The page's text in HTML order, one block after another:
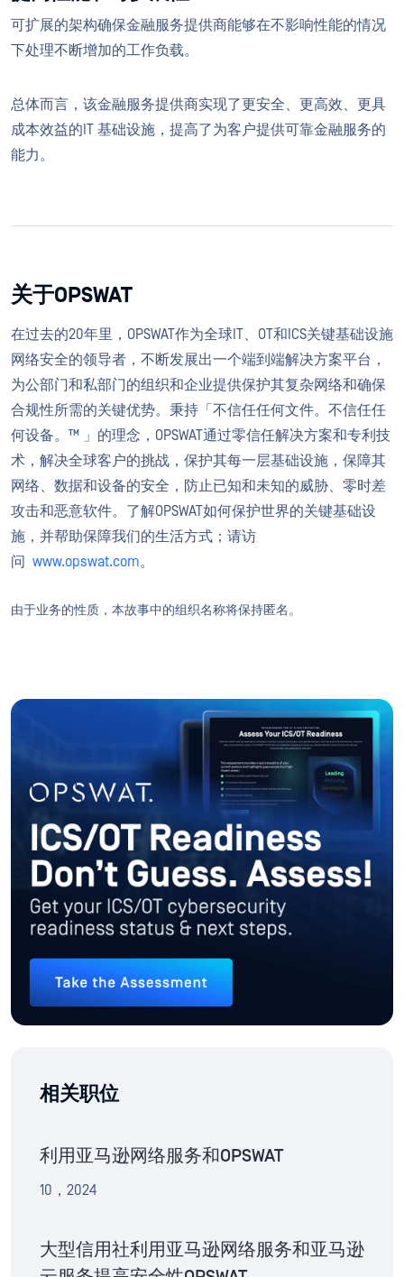
可扩展的架构确保金融服务提供商能够在不影响性能的情况
下处理不断增加的工作负载。
总体而言，该金融服务提供商实现了更安全、更高效、更具
成本效益的IT 基础设施，提高了为客户提供可靠金融服务的
能力。
关于OPSWAT
在过去的20年里，OPSWAT作为全球IT、OT和ICS关键基础设施
网络安全的领导者，不断发展出一个端到端解决方案平台，
为公部门和私部门的组织和企业提供保护其复杂网络和确保
合规性所需的关键优势。秉持「不信任任何文件。不信任任
何设备。™ 」的理念，OPSWAT通过零信任解决方案和专利技
术，解决全球客户的挑战，保护其每一层基础设施，保障其
网络、数据和设备的安全，防止已知和未知的威胁、零时差
攻击和恶意软件。了解OPSWAT如何保护世界的关键基础设
施，并帮助保障我们的生活方式；请访
问 www.opswat.com。
由于业务的性质，本故事中的组织名称将保持匿名。
相关职位
利用亚马逊网络服务和OPSWAT
10，2024
大型信用社利用亚马逊网络服务和亚马逊